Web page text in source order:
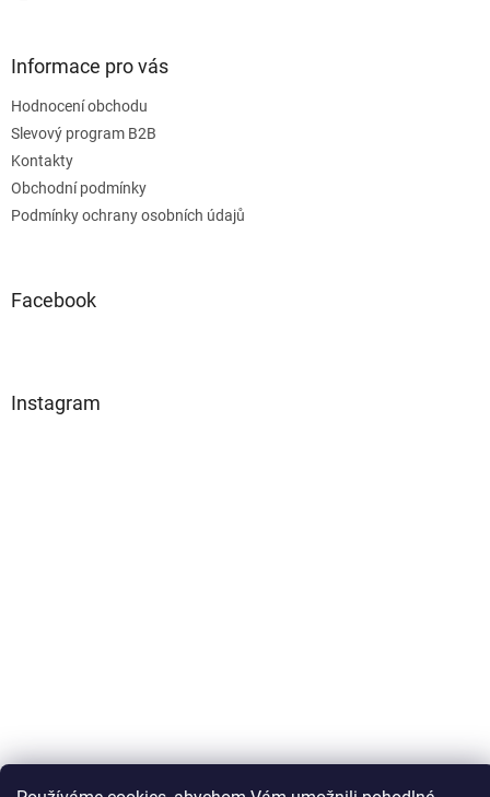
Informace pro vás
Hodnocení obchodu
Slevový program B2B
Kontakty
Obchodní podmínky
Podmínky ochrany osobních údajů
Facebook
Instagram
Sledovat na Instagramu